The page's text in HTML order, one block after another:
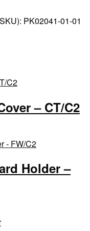
PK02041-01-01
– CT/C2
Holder –